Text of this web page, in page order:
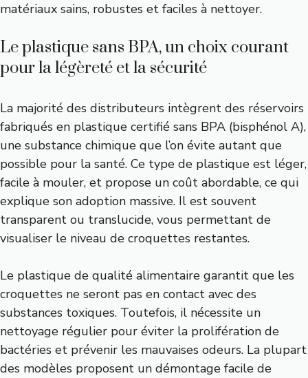
matériaux sains, robustes et faciles à nettoyer.
Le plastique sans BPA, un choix courant
pour la légèreté et la sécurité
La majorité des distributeurs intègrent des réservoirs
fabriqués en plastique certifié sans BPA (bisphénol A),
une substance chimique que l’on évite autant que
possible pour la santé. Ce type de plastique est léger,
facile à mouler, et propose un coût abordable, ce qui
explique son adoption massive. Il est souvent
transparent ou translucide, vous permettant de
visualiser le niveau de croquettes restantes.
Le plastique de qualité alimentaire garantit que les
croquettes ne seront pas en contact avec des
substances toxiques. Toutefois, il nécessite un
nettoyage régulier pour éviter la prolifération de
bactéries et prévenir les mauvaises odeurs. La plupart
des modèles proposent un démontage facile de